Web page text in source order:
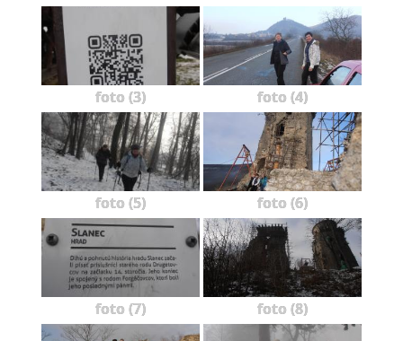
foto (3) foto (4)
foto (5) foto (6)
foto (7) foto (8)